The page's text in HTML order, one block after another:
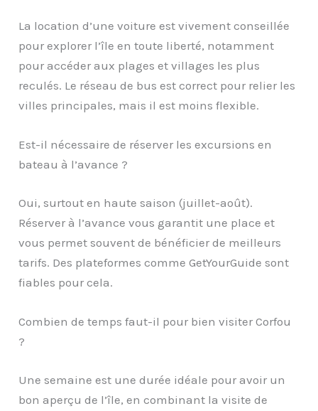
La location d’une voiture est vivement conseillée
pour explorer l’île en toute liberté, notamment
pour accéder aux plages et villages les plus
reculés. Le réseau de bus est correct pour relier les
villes principales, mais il est moins flexible.
Est-il nécessaire de réserver les excursions en
bateau à l’avance ?
Oui, surtout en haute saison (juillet-août).
Réserver à l’avance vous garantit une place et
vous permet souvent de bénéficier de meilleurs
tarifs. Des plateformes comme GetYourGuide sont
fiables pour cela.
Combien de temps faut-il pour bien visiter Corfou
?
Une semaine est une durée idéale pour avoir un
bon aperçu de l’île, en combinant la visite de